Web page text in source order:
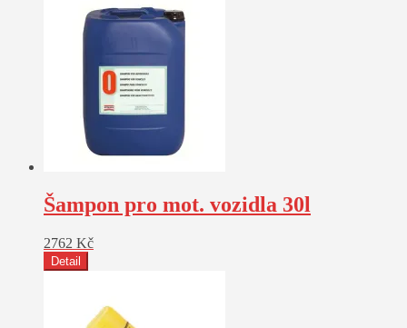
Šampon pro mot. vozidla 30l
2762 Kč
Detail